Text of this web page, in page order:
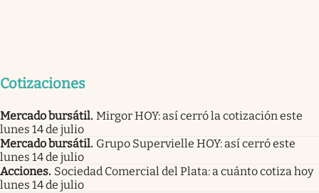
Cotizaciones
Mercado bursátil. Mirgor HOY: así cerró la cotización este
lunes 14 de julio
Mercado bursátil. Grupo Supervielle HOY: así cerró este
lunes 14 de julio
Acciones. Sociedad Comercial del Plata: a cuánto cotiza hoy
lunes 14 de julio